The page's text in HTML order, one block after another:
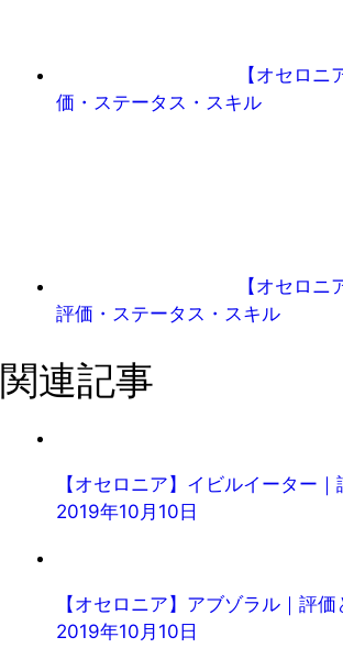
【オセロニ
価・ステータス・スキル
【オセロニ
評価・ステータス・スキル
関連記事
【オセロニア】イビルイーター
2019年10月10日
【オセロニア】アブゾラル｜評
2019年10月10日